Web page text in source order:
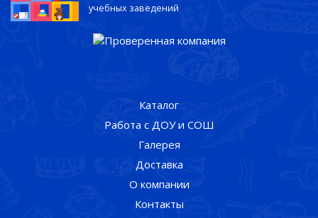
учебных заведений
Каталог
Работа с ДОУ и СОШ
Галерея
Доставка
О компании
Контакты